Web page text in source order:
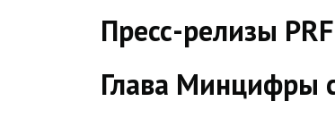
Пресс-релизы
Глава Минцифры